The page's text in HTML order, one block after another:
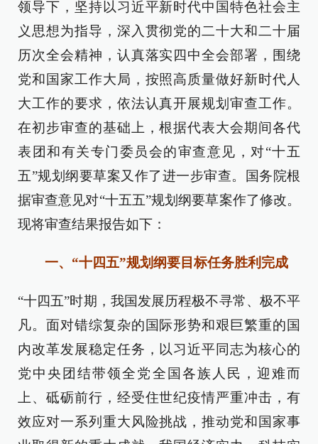
领导下，坚持以习近平新时代中国特色社会主
义思想为指导，深入贯彻党的二十大和二十届
历次全会精神，认真落实四中全会部署，围绕
党和国家工作大局，按照高质量做好新时代人
大工作的要求，依法认真开展规划审查工作。
在初步审查的基础上，根据代表大会期间各代
表团和有关专门委员会的审查意见，对“十五
五”规划纲要草案又作了进一步审查。国务院根
据审查意见对“十五五”规划纲要草案作了修改。
现将审查结果报告如下：
一、“十四五”规划纲要目标任务胜利完成
“十四五”时期，我国发展历程极不寻常、极不平
凡。面对错综复杂的国际形势和艰巨繁重的国
内改革发展稳定任务，以习近平同志为核心的
党中央团结带领全党全国各族人民，迎难而
上、砥砺前行，经受住世纪疫情严重冲击，有
效应对一系列重大风险挑战，推动党和国家事